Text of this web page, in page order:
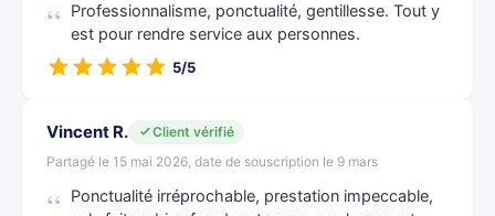
Professionnalisme, ponctualité, gentillesse. Tout y
est pour rendre service aux personnes.
5/5
Vincent R.
Client vérifié
Partagé le 15 mai 2026, date de souscription le 9 mars
Ponctualité irréprochable, prestation impeccable,